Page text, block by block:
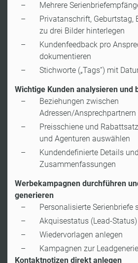
Mehrere
Privatanschrift, Geburtstag,
zu drei Bilder hinterlegen
Kundenfeedback pro
dokumentieren
Stichworte („Tags“) mit
Wichtige Kunden analysieren und
Beziehungen zwischen
Adressen/
Preisschiene und
und Agenturen auswählen
Kundendefinierte Details und
Zusammenfassungen
Werbekampagnen durchführen
generieren
Personalisierte Serienbriefe
Akquisestatus (Lead-
Wiedervorlagen anlegen
Kampagnen zur
Kontaktnotizen direkt anlegen